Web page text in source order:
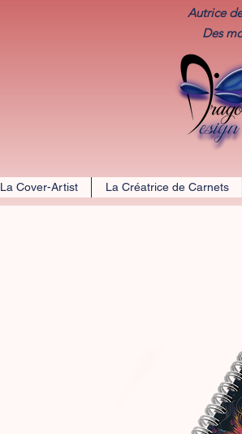
Autrice
Des
La Cover-Artist La Créatrice de Carnets